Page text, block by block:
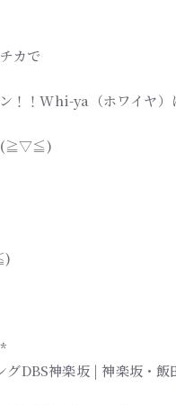
カで
！！Whi-ya（ホワイヤ）
(≧▽≦)
グDBS神楽坂 | 神楽坂・